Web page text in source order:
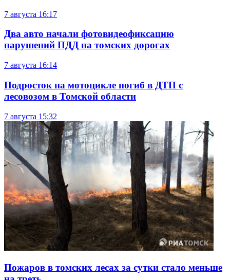
7 августа 16:17
Два авто начали фотовидеофиксацию
нарушений ПДД на томских дорогах
7 августа 16:14
Подросток на мотоцикле погиб в ДТП с
лесовозом в Томской области
7 августа 15:32
Пожаров в томских лесах за сутки стало меньше